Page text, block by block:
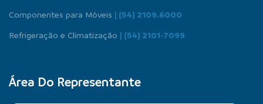
Componentes para Móveis | (54) 2109.6000
Refrigeração e Climatização | (54) 2101-7099
Área Do Representante